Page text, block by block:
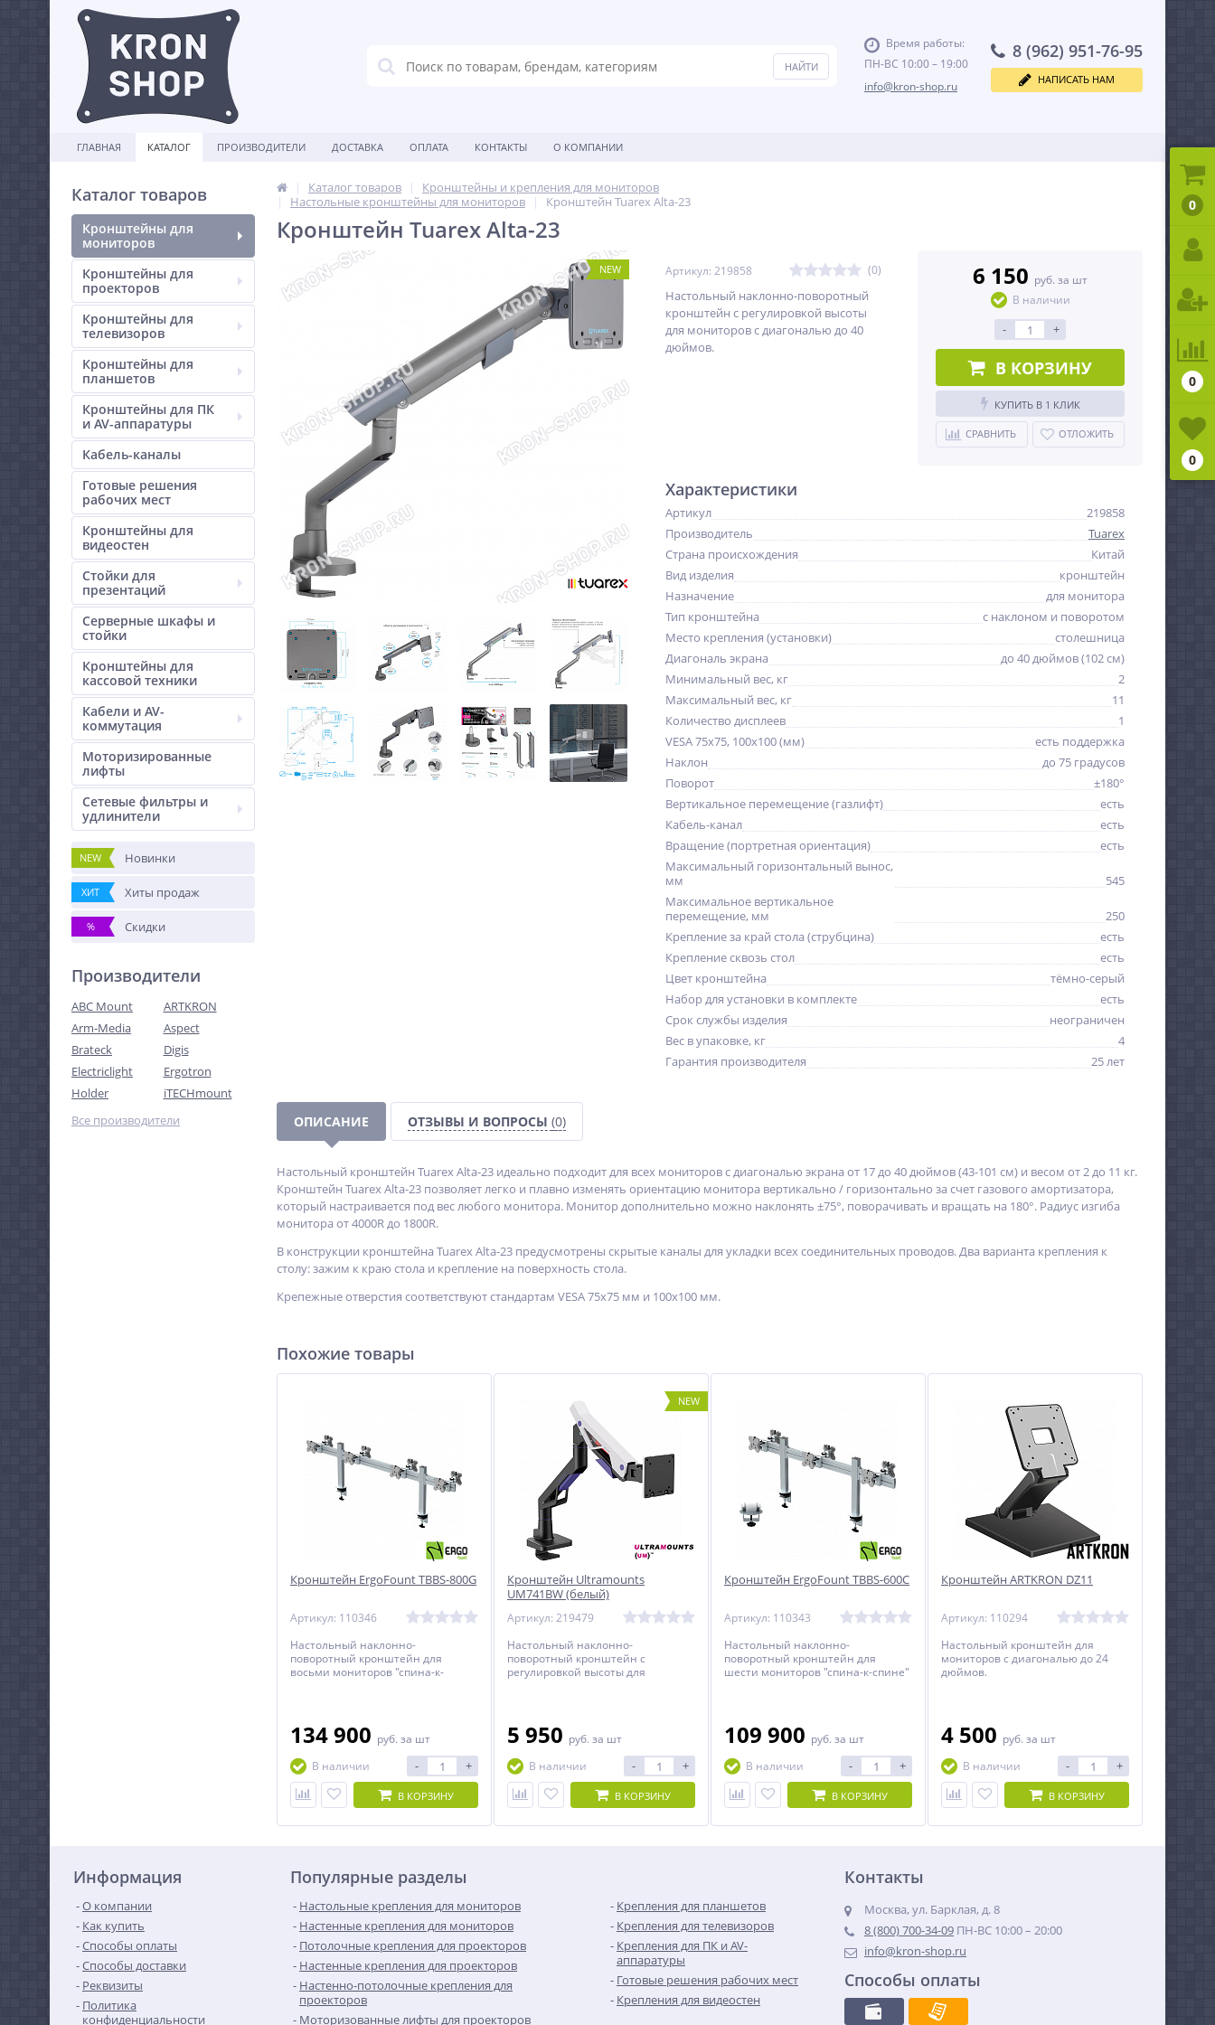
Время работы:
ПН-ВС 10:00 – 19:00
info@kron-shop.ru
8 (962) 951-76-95
НАПИСАТЬ НАМ
ГЛАВНАЯ КАТАЛОГ ПРОИЗВОДИТЕЛИ ДОСТАВКА ОПЛАТА КОНТАКТЫ О КОМПАНИИ
Каталог товаров
Кронштейны для
мониторов
Кронштейны для
проекторов
Кронштейны для
телевизоров
Кронштейны для
планшетов
Кронштейны для ПК
и AV-аппаратуры
Кабель-каналы
Готовые решения
рабочих мест
Кронштейны для
видеостен
Стойки для
презентаций
Серверные шкафы и
стойки
Кронштейны для
кассовой техники
Кабели и AV-
коммутация
Моторизированные
лифты
Сетевые фильтры и
удлинители
NEW Новинки
ХИТ Хиты продаж
% Скидки
Производители
ABC Mount
ARTKRON
Arm-Media
Aspect
Brateck
Digis
Electriclight
Ergotron
Holder
iTECHmount
Все производители
Каталог товаров
Кронштейны и крепления для мониторов
Настольные кронштейны для мониторов
Кронштейн Tuarex Alta-23
Кронштейн Tuarex Alta-23
NEW Артикул: 219858 (0)
Настольный наклонно-поворотный
кронштейн с регулировкой высоты
для мониторов с диагональю до 40
дюймов.
6 150 руб. за шт
В наличии
- +
В КОРЗИНУ
КУПИТЬ В 1 КЛИК
СРАВНИТЬ ОТЛОЖИТЬ
Характеристики
Артикул
219858
Производитель
Tuarex
Страна происхождения
Китай
Вид изделия
кронштейн
Назначение
для монитора
Тип кронштейна
с наклоном и поворотом
Место крепления (установки)
столешница
Диагональ экрана
до 40 дюймов (102 см)
Минимальный вес, кг
2
Максимальный вес, кг
11
Количество дисплеев
1
VESA 75x75, 100x100 (мм)
есть поддержка
Наклон
до 75 градусов
Поворот
±180°
Вертикальное перемещение (газлифт)
есть
Кабель-канал
есть
Вращение (портретная ориентация)
есть
Максимальный горизонтальный вынос,
мм
545
Максимальное вертикальное
перемещение, мм
250
Крепление за край стола (струбцина)
есть
Крепление сквозь стол
есть
Цвет кронштейна
тёмно-серый
Набор для установки в комплекте
есть
Срок службы изделия
неограничен
Вес в упаковке, кг
4
Гарантия производителя
25 лет
ОПИСАНИЕ ОТЗЫВЫ И ВОПРОСЫ (0)
Настольный кронштейн Tuarex Alta-23 идеально подходит для всех мониторов с диагональю экрана от 17 до 40 дюймов (43-101 см) и весом от 2 до 11 кг.
Кронштейн Tuarex Alta-23 позволяет легко и плавно изменять ориентацию монитора вертикально / горизонтально за счет газового амортизатора,
который настраивается под вес любого монитора. Монитор дополнительно можно наклонять ±75°, поворачивать и вращать на 180°. Радиус изгиба
монитора от 4000R до 1800R.
В конструкции кронштейна Tuarex Alta-23 предусмотрены скрытые каналы для укладки всех соединительных проводов. Два варианта крепления к
столу: зажим к краю стола и крепление на поверхность стола.
Крепежные отверстия соответствуют стандартам VESA 75x75 мм и 100x100 мм.
Похожие товары
Кронштейн ErgoFount TBBS-800G
Артикул: 110346
Настольный наклонно-
поворотный кронштейн для
восьми мониторов "спина-к-
134 900 руб. за шт
В наличии
- +
В КОРЗИНУ
NEW
Кронштейн Ultramounts
UM741BW (белый)
Артикул: 219479
Настольный наклонно-
поворотный кронштейн с
регулировкой высоты для
5 950 руб. за шт
В наличии
- +
В КОРЗИНУ
Кронштейн ErgoFount TBBS-600C
Артикул: 110343
Настольный наклонно-
поворотный кронштейн для
шести мониторов "спина-к-спине"
109 900 руб. за шт
В наличии
- +
В КОРЗИНУ
Кронштейн ARTKRON DZ11
Артикул: 110294
Настольный кронштейн для
мониторов с диагональю до 24
дюймов.
4 500 руб. за шт
В наличии
- +
В КОРЗИНУ
Информация
О компании
Как купить
Способы оплаты
Способы доставки
Реквизиты
Политика
конфиденциальности
Популярные разделы
Настольные крепления для мониторов
Настенные крепления для мониторов
Потолочные крепления для проекторов
Настенные крепления для проекторов
Настенно-потолочные крепления для
проекторов
Моторизованные лифты для проекторов
Крепления для планшетов
Крепления для телевизоров
Крепления для ПК и AV-
аппаратуры
Готовые решения рабочих мест
Крепления для видеостен
Контакты
Москва, ул. Барклая, д. 8
8 (800) 700-34-09 ПН-ВС 10:00 – 20:00
info@kron-shop.ru
Способы оплаты
0
0
0